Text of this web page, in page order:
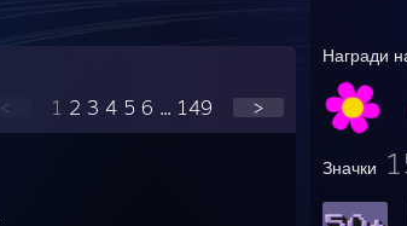
Награди
Значки
< 1 2 3 4 5 6 ... 149 >